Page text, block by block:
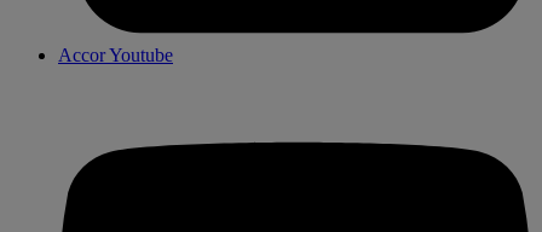
Accor Youtube